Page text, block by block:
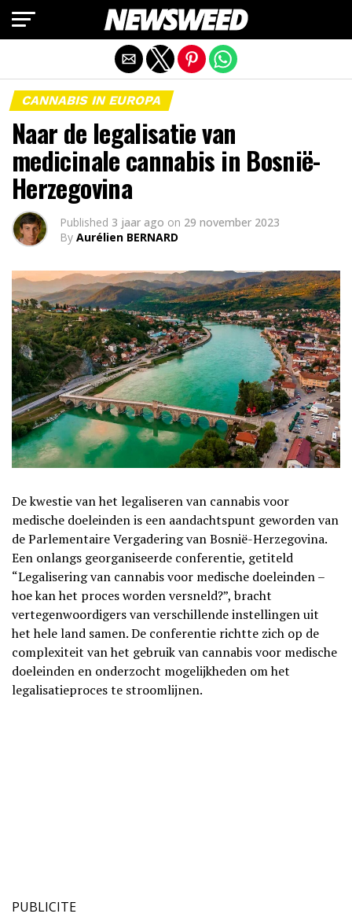
CANNABIS IN EUROPA
Naar de legalisatie van
medicinale cannabis in Bosnië-
Herzegovina
Published 3 jaar ago on 29 november 2023
By Aurélien BERNARD
De kwestie van het legaliseren van cannabis voor
medische doeleinden is een aandachtspunt geworden van
de Parlementaire Vergadering van Bosnië-Herzegovina.
Een onlangs georganiseerde conferentie, getiteld
“Legalisering van cannabis voor medische doeleinden –
hoe kan het proces worden versneld?”, bracht
vertegenwoordigers van verschillende instellingen uit
het hele land samen. De conferentie richtte zich op de
complexiteit van het gebruik van cannabis voor medische
doeleinden en onderzocht mogelijkheden om het
legalisatieproces te stroomlijnen.
PUBLICITE
Mobiele versie afsluiten